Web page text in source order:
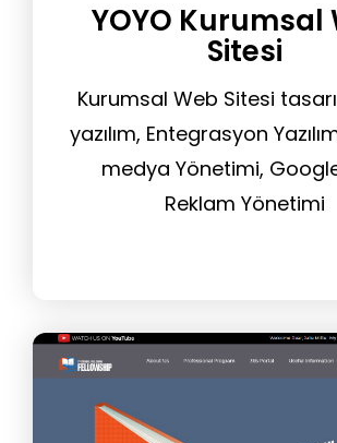
YOYO Kurumsal
Sitesi
Kurumsal Web Sitesi
yazılım, Entegrasyon
medya Yönetimi,
Reklam Yönetimi